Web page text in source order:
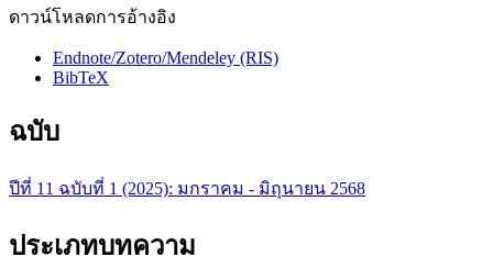
ดาวน์โหลดการอ้างอิง
Endnote/Zotero/Mendeley (RIS)
BibTeX
ฉบับ
ปีที่ 11 ฉบับที่ 1 (2025): มกราคม - มิถุนายน 2568
ประเภทบทความ